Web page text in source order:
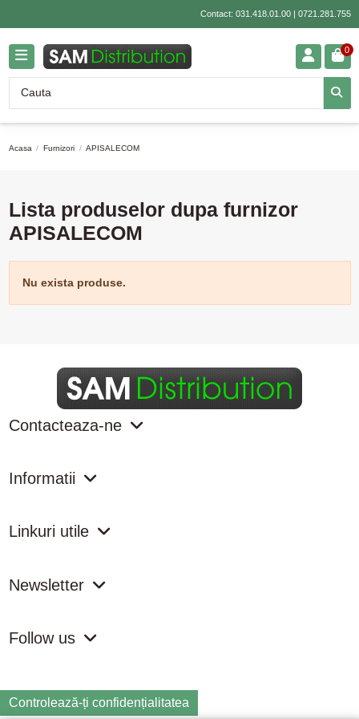
Contact: 031.418.01.00| 0721.281.755
0
Acasa Furnizori APISALECOM
Lista produselor dupa furnizor
APISALECOM
Nu exista produse.
Contacteaza-ne
Informatii
Linkuri utile
Newsletter
Follow us
Controlează-ți confidențialitatea